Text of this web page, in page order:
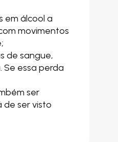
em álcool a
movimentos
de sangue,
essa perda
ser
de ser visto